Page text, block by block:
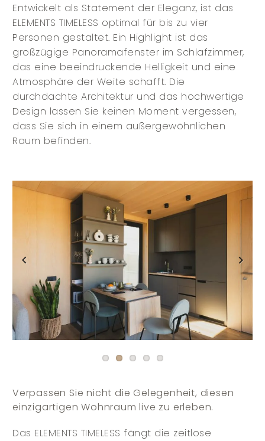
Entwickelt als Statement der Eleganz, ist das
ELEMENTS TIMELESS optimal für bis zu vier
Personen gestaltet. Ein Highlight ist das
großzügige Panoramafenster im Schlafzimmer,
das eine beeindruckende Helligkeit und eine
Atmosphäre der Weite schafft. Die
durchdachte Architektur und das hochwertige
Design lassen Sie keinen Moment vergessen,
dass Sie sich in einem außergewöhnlichen
Raum befinden.
Previous Next
Verpassen Sie nicht die Gelegenheit, diesen
einzigartigen Wohnraum live zu erleben.
Das ELEMENTS TIMELESS fängt die zeitlose